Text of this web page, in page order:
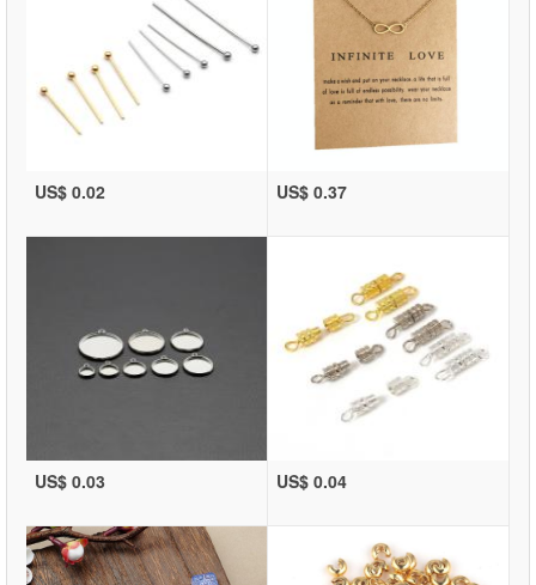
US$ 0.02 US$ 0.37
US$ 0.03 US$ 0.04